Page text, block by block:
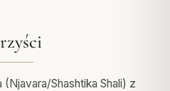
Shashtika Shali) z